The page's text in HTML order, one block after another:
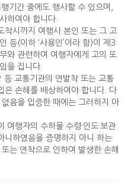
기간 중에도 행사할 수 있으며,
하여야 합니다.
시까지 여행사 본인 또는 그 고
등(이하 ‘사용인’이라 함)이 제3
와 관련하여 여행자에게 고의 또
을 집니다.
교통기관의 연발착 또는 교통
은 손해를 배상하여야 합니다. 다
음을 입증한 때에는 그러하지 아
행자의 수하물 수령·인도·보관
니하였음을 증명하지 아니 하는
는 연착으로 인하여 발생한 손해